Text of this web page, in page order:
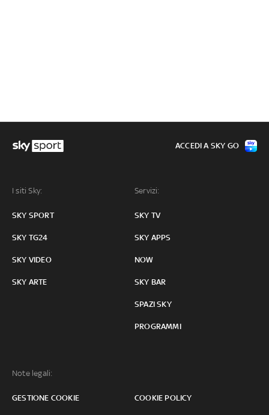
I siti Sky:
SKY SPORT
SKY TG24
SKY VIDEO
SKY ARTE
Servizi:
SKY TV
SKY APPS
NOW
SKY BAR
SPAZI SKY
PROGRAMMI
Note legali:
GESTIONE COOKIE COOKIE POLICY
ACCEDI A SKY GO